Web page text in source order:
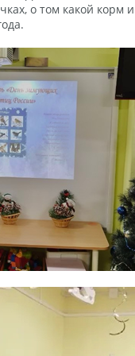
о том какой